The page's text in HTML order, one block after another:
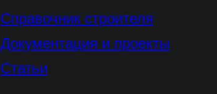
Справочник строителя
Документация и проекты
Статьи